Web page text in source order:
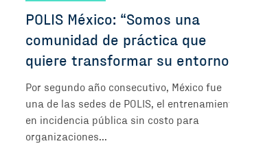
POLIS México: “Somos una
comunidad de práctica que
quiere transformar su entorno”
Por segundo año consecutivo, México fue
una de las sedes de POLIS, el entrenamiento
en incidencia pública sin costo para
organizaciones...